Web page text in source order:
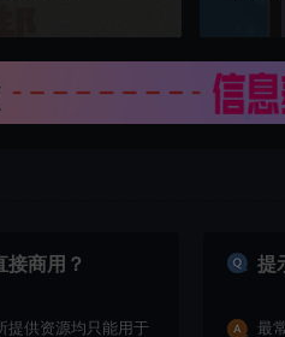
商用？
提供资源均只能用于
提
最